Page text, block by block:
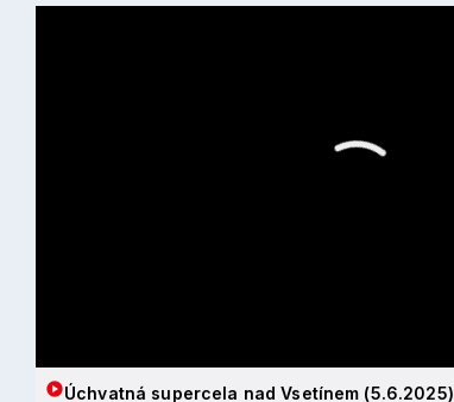
Úchvatná supercela nad Vsetínem (5.6.2025)